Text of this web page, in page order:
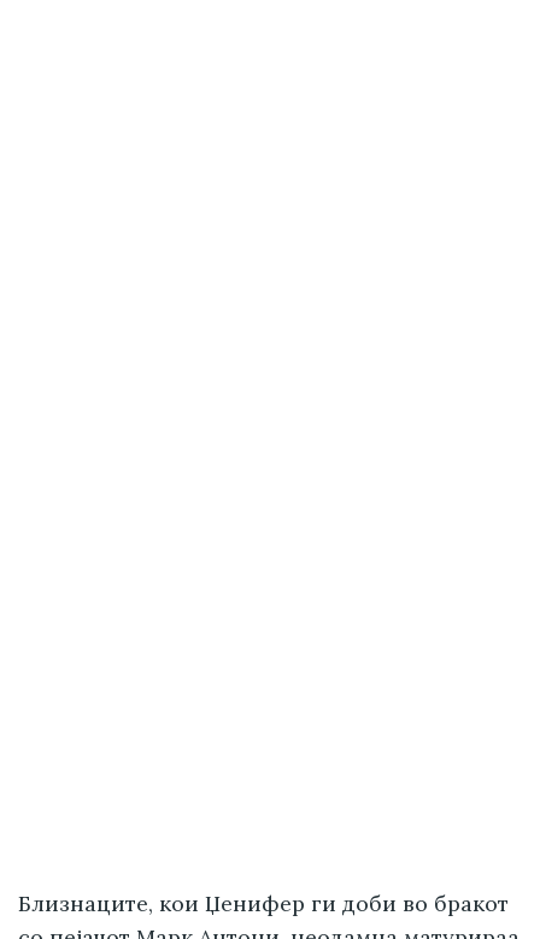
Близнаците, кои Џенифер ги доби во бракот